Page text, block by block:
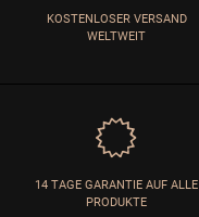
KOSTENLOSER VERSAND
WELTWEIT
14 TAGE GARANTIE AUF ALLE
PRODUKTE